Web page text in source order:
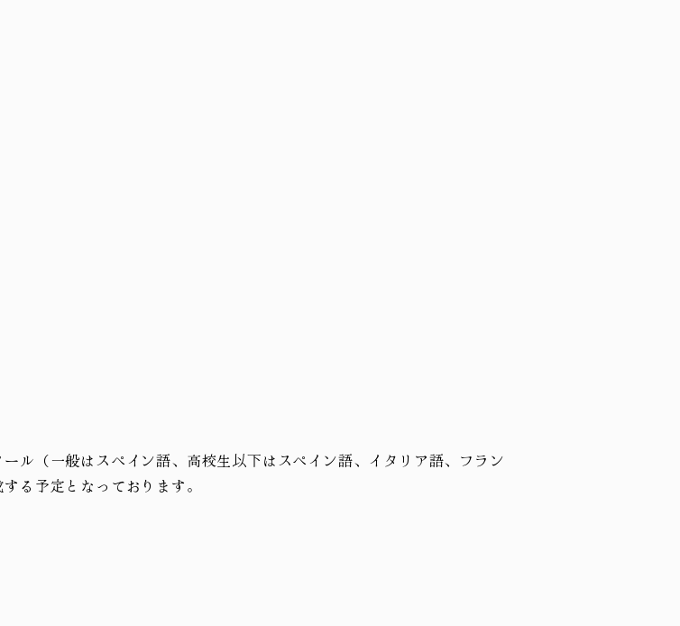
ル（一般はスペイン語、高校生以下はスペイン語、イタリア語、フラン
る予定となっております。